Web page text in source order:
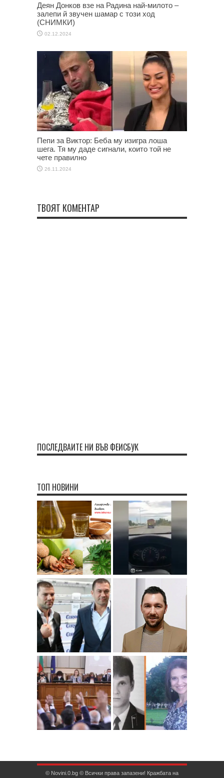
Деян Донков взе на Радина най-милото –
залепи й звучен шамар с този ход
(СНИМКИ)
02.12.2024
Пепи за Виктор: Беба му изигра лоша
шега. Тя му даде сигнали, които той не
чете правилно
26.11.2024
ТВОЯТ КОМЕНТАР
ПОСЛЕДВАЙТЕ НИ ВЪВ ФЕЙСБУК
ТОП НОВИНИ
© Novini.0.bg © Всички права запазени! Кражбата на